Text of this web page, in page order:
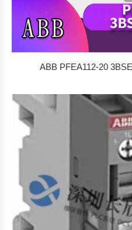
ABB PFEA112-20